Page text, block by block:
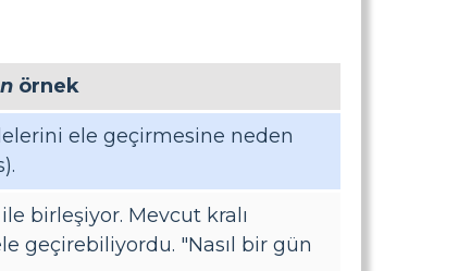
örnek
ele geçirmesine neden
birleşiyor. Mevcut kralı
geçirebiliyordu. "Nasıl bir gün